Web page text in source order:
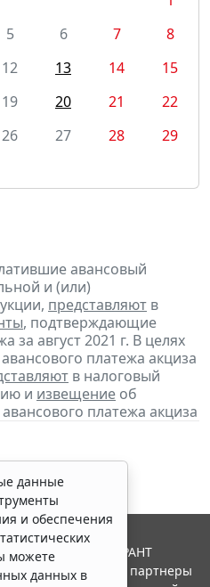
5 6 7
8
12 13 14
15
19 20 21
22
26 27 28
29
авансовый
и (или)
представляют в
, подтверждающие
за август 2021 г. В целях
платежа акциза
в налоговый
и извещение об
платежа акциза
данные
и обеспечения
можете
данных в
2026. Система ГАРАНТ
"Гарант" и ее партнеры